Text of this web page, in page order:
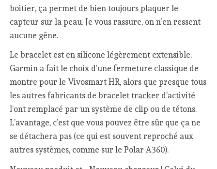
boitier, ça permet de bien toujours plaquer le
capteur sur la peau. Je vous rassure, on n’en ressent
aucune gêne.
Le bracelet est en silicone légèrement extensible.
Garmin a fait le choix d’une fermeture classique de
montre pour le Vivosmart HR, alors que presque tous
les autres fabricants de bracelet tracker d’activité
l’ont remplacé par un système de clip ou de tétons.
L’avantage, c’est que vous pouvez être sûr que ça ne
se détachera pas (ce qui est souvent reproché aux
autres systèmes, comme sur le Polar A360).